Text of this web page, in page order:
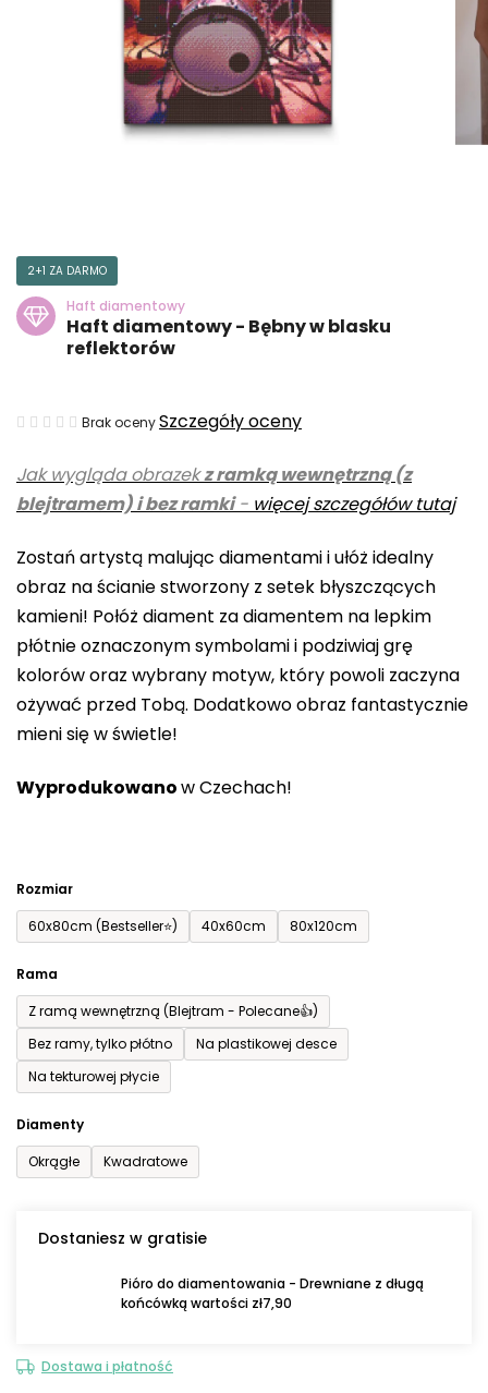
Jak wygląda obrazekz ramką wewnętrzną (z
blejtramem) i bez ramki- więcej szczegółów tutaj
Zostań artystą malując diamentami i ułóż idealny
obraz na ścianie stworzony z setek błyszczących
kamieni! Połóż diament za diamentem na lepkim
płótnie oznaczonym symbolami i podziwiaj grę
kolorów oraz wybrany motyw, który powoli zaczyna
ożywać przed Tobą. Dodatkowo obraz fantastycznie
mieni się w świetle!
Wyprodukowanow Czechach!
Rozmiar
60x80cm (Bestseller⭐)
40x60cm 80x120cm
Rama
Z ramą wewnętrzną (Blejtram - Polecane👍)
Bez ramy, tylko płótno
Na plastikowej desce
Na tekturowej płycie
Diamenty
Okrągłe
Kwadratowe
Dostaniesz w gratisie
Pióro do diamentowania - Drewniane z długą
końcówką wartości zł7,90
Dostawa i płatność
2+1 ZA DARMO
Haft diamentowy
Haft diamentowy - Bębny w blasku
reflektorów
Średnia
produktu
wynosi
na
5
gwiazdek.
Brak ocenySzczegóły oceny